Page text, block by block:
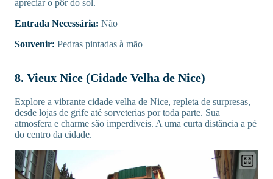
apreciar o pôr do sol.
Entrada Necessária: Não
Souvenir: Pedras pintadas à mão
8. Vieux Nice (Cidade Velha de Nice)
Explore a vibrante cidade velha de Nice, repleta de surpresas,
desde lojas de grife até sorveterias por toda parte. Sua
atmosfera e charme são imperdíveis. A uma curta distância a pé
do centro da cidade.